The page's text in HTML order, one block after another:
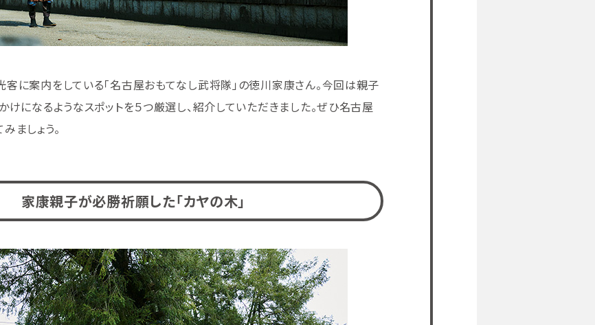
に案内をしている「名古屋おもてなし武将隊」の徳川家康さん。今回は親子
けになるようなスポットを５つ厳選し、紹介していただきました。ぜひ名古屋
ましょう。
家康親子が必勝祈願した「カヤの木」